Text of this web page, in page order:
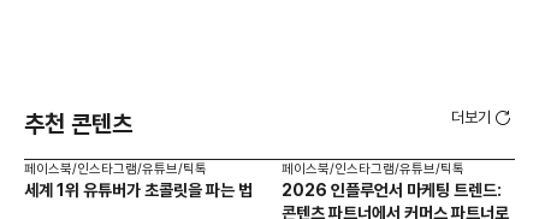
추천 콘텐츠 더보기
페이스북/인스타그램/유튜브/틱톡
세계 1위 유튜버가 초콜릿을 파는 법
페이스북/인스타그램/유튜브/틱톡
2026 인플루언서 마케팅 트렌드:
콘텐츠 파트너에서 커머스 파트너로